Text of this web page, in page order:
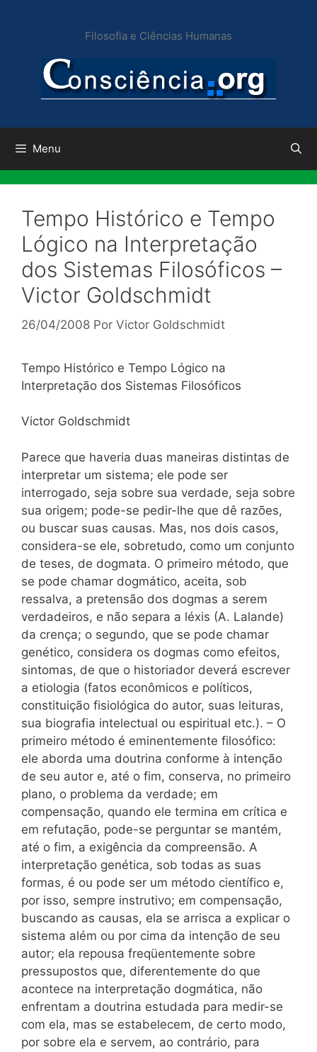
conteúdo
Filosofia e Ciências Humanas
Menu
Tempo Histórico e Tempo
Lógico na Interpretação
dos Sistemas Filosóficos –
Victor Goldschmidt
26/04/2008 Por Victor Goldschmidt
Tempo Histórico e Tempo Lógico na
Interpretação dos Sistemas Filosóficos
Victor Goldschmidt
Parece que haveria duas maneiras distintas de
interpretar um sistema; ele pode ser
interrogado, seja sobre sua verdade, seja sobre
sua origem; pode-se pedir-lhe que dê razões,
ou buscar suas causas. Mas, nos dois casos,
considera-se ele, sobretudo, como um conjunto
de teses, de dogmata. O primeiro método, que
se pode chamar dogmático, aceita, sob
ressalva, a pretensão dos dogmas a serem
verdadeiros, e não separa a léxis (A. Lalande)
da crença; o segundo, que se pode chamar
genético, considera os dogmas como efeitos,
sintomas, de que o historiador deverá escrever
a etiologia (fatos econômicos e políticos,
constituição fisiológica do autor, suas leituras,
sua biografia intelectual ou espiritual etc.). – O
primeiro método é eminentemente filosófico:
ele aborda uma doutrina conforme à intenção
de seu autor e, até o fim, conserva, no primeiro
plano, o problema da verdade; em
compensação, quando ele termina em crítica e
em refutação, pode-se perguntar se mantém,
até o fim, a exigência da compreensão. A
interpretação genética, sob todas as suas
formas, é ou pode ser um método científico e,
por isso, sempre instrutivo; em compensação,
buscando as causas, ela se arrisca a explicar o
sistema além ou por cima da intenção de seu
autor; ela repousa freqüentemente sobre
pressupostos que, diferentemente do que
acontece na interpretação dogmática, não
enfrentam a doutrina estudada para medir-se
com ela, mas se estabelecem, de certo modo,
por sobre ela e servem, ao contrário, para